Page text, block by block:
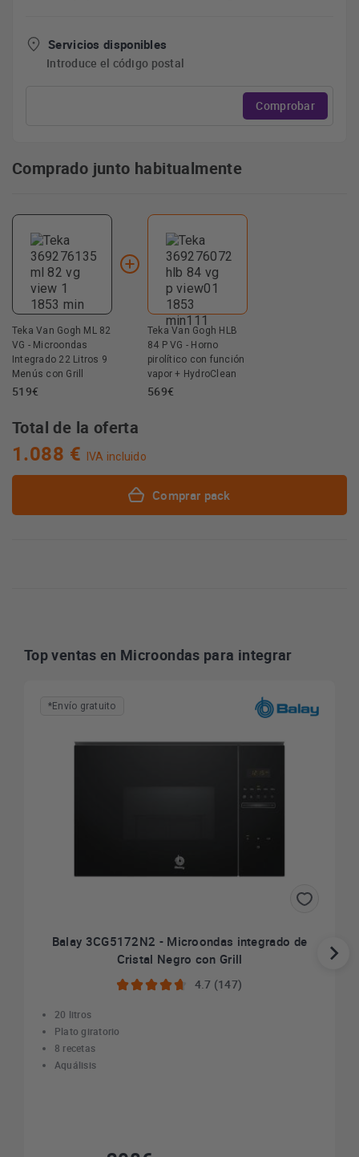
Servicios disponibles
Introduce el código postal
Comprobar
Comprado junto habitualmente
Teka Van Gogh ML 82
VG - Microondas
Integrado 22 Litros 9
Menús con Grill
519€
Teka Van Gogh HLB
84 P VG - Horno
pirolítico con función
vapor + HydroClean
569€
Total de la oferta
1.088 € IVA incluido
Comprar pack
Top ventas en Microondas para integrar
*Envío gratuito
Balay 3CG5172N2 - Microondas integrado de
Cristal Negro con Grill
4.7 (147)
20 litros
Plato giratorio
8 recetas
Aquálisis